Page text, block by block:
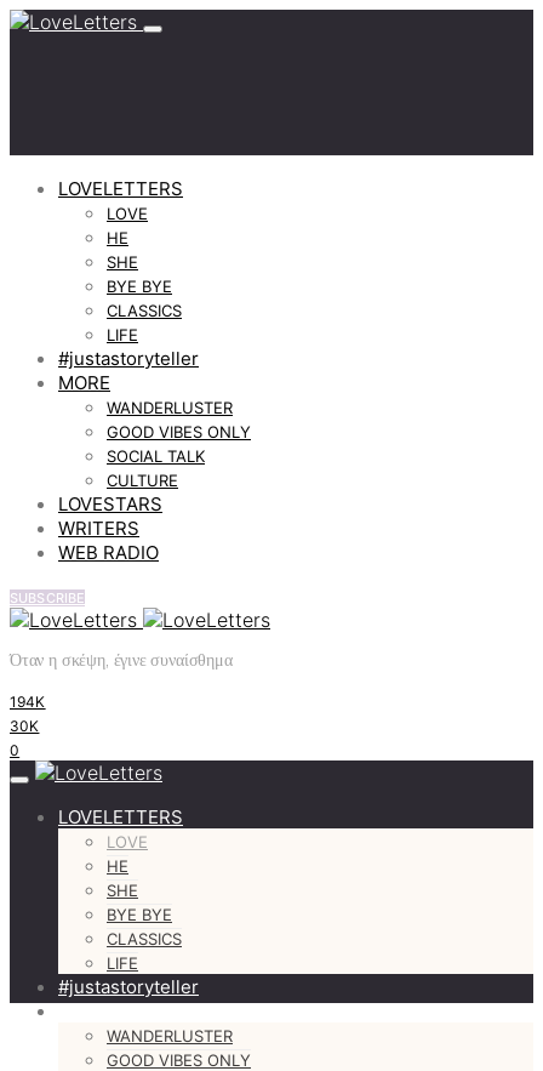
LOVELETTERS
LOVE
HE
SHE
BYE BYE
CLASSICS
LIFE
#justastoryteller
MORE
WANDERLUSTER
GOOD VIBES ONLY
SOCIAL TALK
CULTURE
LOVESTARS
WRITERS
WEB RADIO
SUBSCRIBE
Όταν η σκέψη, έγινε συναίσθημα
194K
30K
0
LOVELETTERS
LOVE
HE
SHE
BYE BYE
CLASSICS
LIFE
#justastoryteller
MORE
WANDERLUSTER
GOOD VIBES ONLY